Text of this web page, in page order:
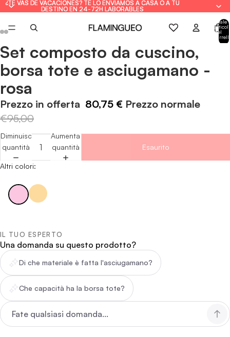
¿TE VAS DE VACACIONES? TE LO ENVIAMOS A CASA O A TU
DESTINO EN 24-72H LABORABLES
¿TE VAS DE VACACIONES? TE LO ENVIAMOS A CASA O A TU
DESTINO EN 24-72H LABORABLES
Totale
articoli
nel
Apri
immagine
a
intero
Apri
immagine
a
intero
Apri
immagine
a
intero
Apri
immagine
a
intero
Apri
immagine
a
intero
Apri
immagine
a
intero
Set composto da cuscino,
borsa tote e asciugamano -
rosa
Prezzo in offerta 80,75 € Prezzo normale
€95,00
Diminuisci
quantità
Aumenta
quantità
Esaurito
Altri colori:
IL TUO ESPERTO
Una domanda su questo prodotto?
Di che materiale è fatta l'asciugamano?
Che capacità ha la borsa tote?